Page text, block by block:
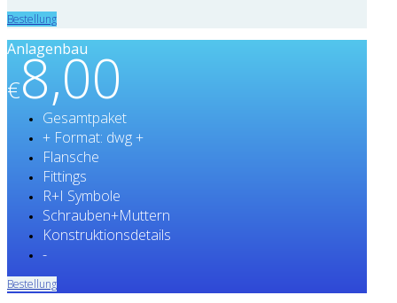
Bestellung
Anlagenbau
€8,00
Gesamtpaket
+ Format: dwg +
Flansche
Fittings
R+I Symbole
Schrauben+Muttern
Konstruktionsdetails
-
Bestellung